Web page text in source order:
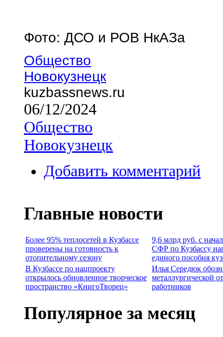
Фото: ДСО и РОВ НкАЗа
Общество
Новокузнецк
kuzbassnews.ru
06/12/2024
Общество
Новокузнецк
Добавить комментарий
Главные новости
Более 95% теплосетей в Кузбассе
проверены на готовность к
отопительному сезону
9,6 млрд руб. с
СФР по Кузбассу
единого пособия
В Кузбассе по нацпроекту
открылось обновленное творческое
пространство «КнигоТворец»
Илья Середюк
металлургической
работников
Популярное за месяц